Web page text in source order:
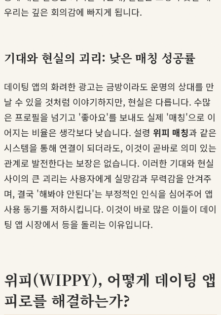
우리는 깊은 회의감에 빠지게 됩니다.
기대와 현실의 괴리: 낮은 매칭 성공률
데이팅 앱의 화려한 광고는 금방이라도 운명의 상대를 만
날 수 있을 것처럼 이야기하지만, 현실은 다릅니다. 수많
은 프로필을 넘기고 '좋아요'를 보내도 실제 '매칭'으로 이
어지는 비율은 생각보다 낮습니다. 설령 위피 매칭과 같은
시스템을 통해 연결이 되더라도, 이것이 곧바로 의미 있는
관계로 발전한다는 보장은 없습니다. 이러한 기대와 현실
사이의 큰 괴리는 사용자에게 실망감과 무력감을 안겨주
며, 결국 '해봐야 안된다'는 부정적인 인식을 심어주어 앱
사용 동기를 저하시킵니다. 이것이 바로 많은 이들이 데이
팅 앱 시장에서 등을 돌리는 이유입니다.
위피(WIPPY), 어떻게 데이팅 앱
피로를 해결하는가?